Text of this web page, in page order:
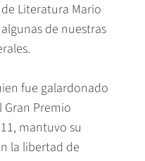
Literatura Mario
de nuestras
fue galardonado
Gran Premio
mantuvo su
la libertad de